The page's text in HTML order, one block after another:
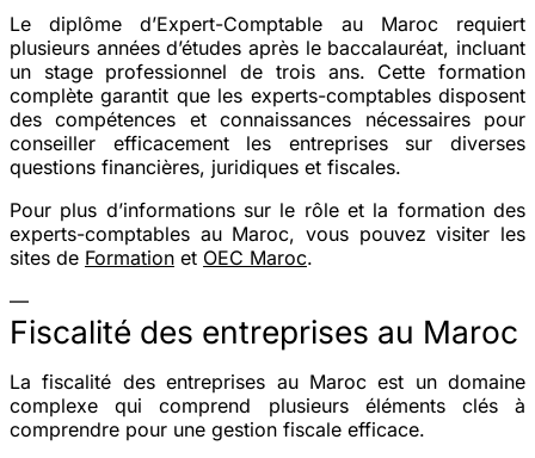
Le diplôme d’Expert-Comptable au Maroc requiert
plusieurs années d’études après le baccalauréat, incluant
un stage professionnel de trois ans. Cette formation
complète garantit que les experts-comptables disposent
des compétences et connaissances nécessaires pour
conseiller efficacement les entreprises sur diverses
questions financières, juridiques et fiscales.
Pour plus d’informations sur le rôle et la formation des
experts-comptables au Maroc, vous pouvez visiter les
sites de Formation et OEC Maroc.
—
Fiscalité des entreprises au Maroc
La fiscalité des entreprises au Maroc est un domaine
complexe qui comprend plusieurs éléments clés à
comprendre pour une gestion fiscale efficace.